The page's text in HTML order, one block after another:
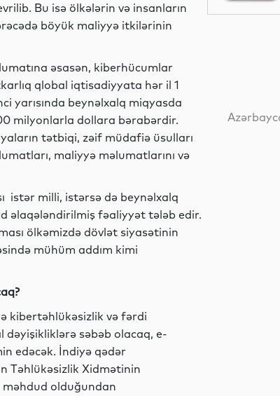
Bu isə ölkələrin və insanların
böyük maliyyə itkilərinin
əsasən, kiberhücumlar
qlobal iqtisadiyyata hər il 1
yarısında beynəlxalq miqyasda
milyonlarla dollara bərabərdir.
tətbiqi, zəif müdafiə üsulları
maliyyə məlumatlarını və
istər milli, istərsə də beynəlxalq
əlaqələndirilmiş fəaliyyət tələb edir.
ölkəmizdə dövlət siyasətinin
mühüm addım kimi
kibertəhlükəsizlik və fərdi
səbəb olacaq, e-
edəcək. İndiyə qədər
Təhlükəsizlik Xidmətinin
məhdud olduğundan